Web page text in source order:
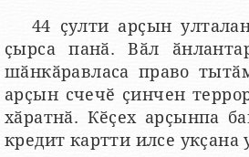
44 ҫулти арҫын
ҫырса панӑ. Вӑл
шӑнкӑравласа право
арҫын счечӗ ҫинчен
хӑратнӑ. Кӗҫех арҫынпа
кредит картти илсе укҫана